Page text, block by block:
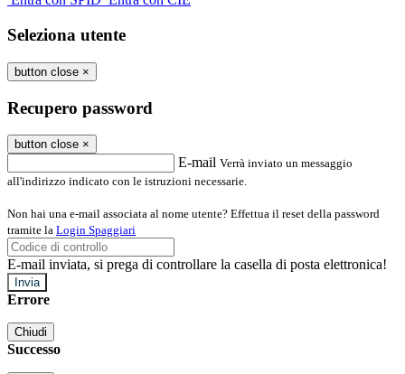
Seleziona utente
button close ×
Recupero password
button close ×
E-mail Verrà inviato un messaggio
all'indirizzo indicato con le istruzioni necessarie.
Non hai una e-mail associata al nome utente? Effettua il reset della password
tramite la Login Spaggiari
E-mail inviata, si prega di controllare la casella di posta elettronica!
Errore
Chiudi
Successo